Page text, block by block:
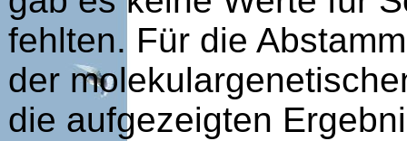
fehlten. Für die
der
die aufgezeigten